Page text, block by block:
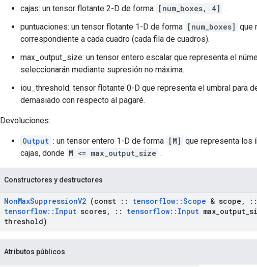
cajas: un tensor flotante 2-D de forma [num_boxes, 4] .
puntuaciones: un tensor flotante 1-D de forma [num_boxes] que
correspondiente a cada cuadro (cada fila de cuadros).
max_output_size: un tensor entero escalar que representa el
seleccionarán mediante supresión no máxima.
iou_threshold: tensor flotante 0-D que representa el umbral para
demasiado con respecto al pagaré.
Devoluciones:
Output : un tensor entero 1-D de forma [M] que representa los
cajas, donde M <= max_output_size .
Constructores y destructores
NonMaxSuppressionV2 (const :: tensorflow::Scope & scope , ::
tensorflow:: Input scores, :: tensorflow:: Input max output
threshold)
Atributos públicos